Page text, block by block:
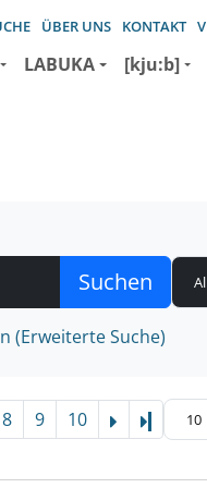
ÜBER UNS KONTAKT
LABUKA [kju:b]
(Erweiterte Suche)
8 9 10